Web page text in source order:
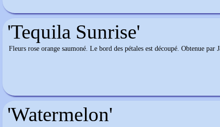
'Tequila Sunrise'
Fleurs rose orange saumoné. Le bord des pétales est découpé. Obtenue par
'Watermelon'